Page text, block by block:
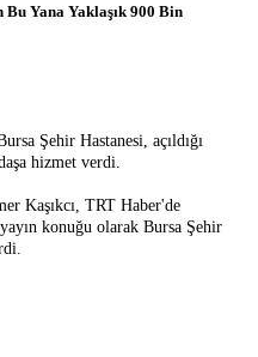
Bu Yana Yaklaşık 900 Bin
Şehir Hastanesi, açıldığı
hizmet verdi.
Kaşıkcı, TRT Haber'de
yayın konuğu olarak Bursa Şehir